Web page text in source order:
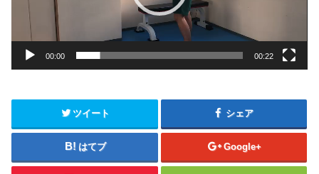
00:00 00:22
ツイート シェア
はてブ Google+